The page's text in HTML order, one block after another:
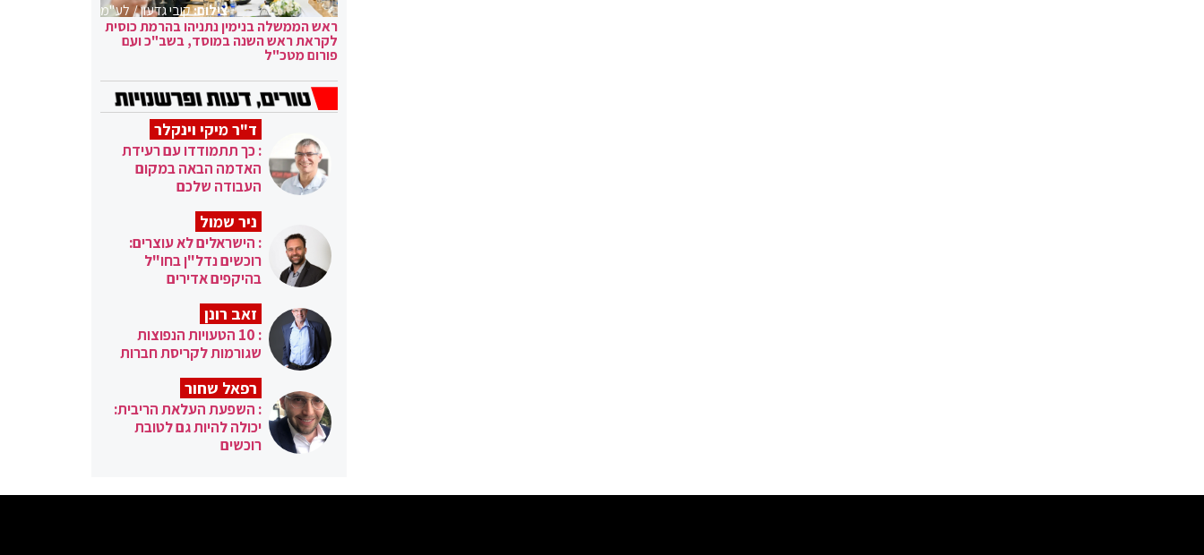
צילום:קובי גדעון / לע"מ
ראש הממשלה בנימין נתניהו בהרמת כוסית
לקראת ראש השנה במוסד, בשב"כ ועם
פורום מטכ"ל
ד"ר מיקי וינקלר
: כך תתמודדו עם רעידת
האדמה הבאה במקום
העבודה שלכם
ניר שמול
: הישראלים לא עוצרים:
רוכשים נדל"ן בחו"ל
בהיקפים אדירים
זאב רונן
: 10 הטעויות הנפוצות
שגורמות לקריסת חברות
רפאל שחור
: השפעת העלאת הריבית:
יכולה להיות גם לטובת
רוכשים